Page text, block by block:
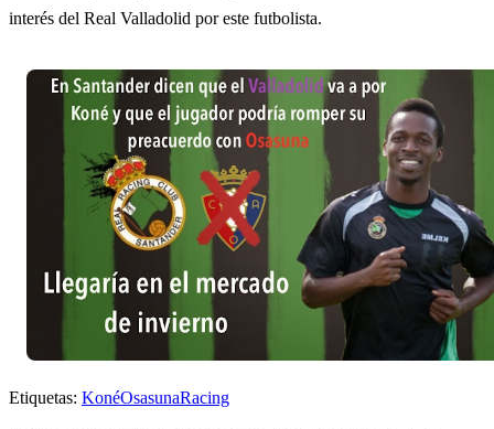
interés del Real Valladolid por este futbolista.
Etiquetas: KonéOsasunaRacing